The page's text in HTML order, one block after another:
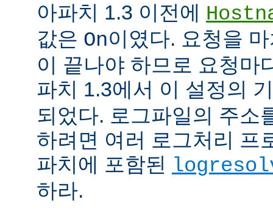
아파치 1.3 이전에
값은 On이였다. 요청을
이 끝나야 하므로 요청마
파치 1.3에서 이 설정의
되었다. 로그파일의 주소
하려면 여러 로그처리 프
파치에 포함된
하라.